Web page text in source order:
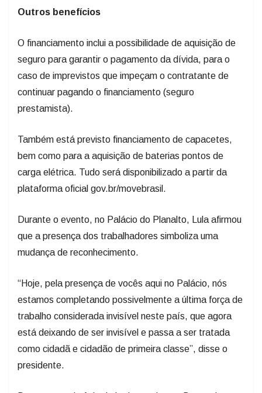
Outros benefícios
O financiamento inclui a possibilidade de aquisição de
seguro para garantir o pagamento da dívida, para o
caso de imprevistos que impeçam o contratante de
continuar pagando o financiamento (seguro
prestamista).
Também está previsto financiamento de capacetes,
bem como para a aquisição de baterias pontos de
carga elétrica. Tudo será disponibilizado a partir da
plataforma oficial gov.br/movebrasil.
Durante o evento, no Palácio do Planalto, Lula afirmou
que a presença dos trabalhadores simboliza uma
mudança de reconhecimento.
“Hoje, pela presença de vocês aqui no Palácio, nós
estamos completando possivelmente a última força de
trabalho considerada invisível neste país, que agora
está deixando de ser invisível e passa a ser tratada
como cidadã e cidadão de primeira classe”, disse o
presidente.